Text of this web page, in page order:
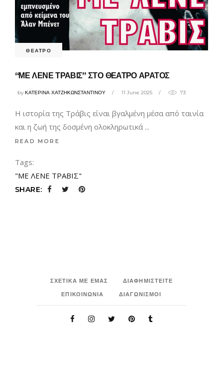
ΘΕΑΤΡΟ
“ΜΕ ΛΕΝΕ ΤΡΑΒΙΣ” ΣΤΟ ΘΕΑΤΡΟ ΑΡΑΤΟΣ
byΚΑΤΕΡΙΝΑ ΧΑΤΖΗΚΩΝΣΤΑΝΤΙΝΟΥ 11 June 2025 73
Η ιστορία της Τράβις είναι βγαλμένη μέσα από ταινία
και η ζωή της δοσμένη ολοκληρωτικά
READ MORE
Tags:
"ΜΕ ΛΕΝΕ ΤΡΑΒΙΣ"
SHARE:
ΣΧΕΤΙΚΑ ΜΕ ΕΜΑΣ
ΔΙΑΦΗΜΙΣΤΕΙΤΕ
ΕΠΙΚΟΙΝΩΝΙΑ
ΔΙΑΓΩΝΙΣΜΟΙ